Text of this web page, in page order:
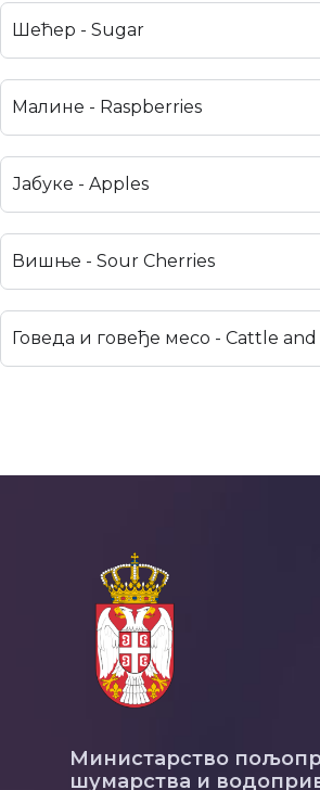
Шећер - Sugar
Малине - Raspberries
Јабуке - Apples
Вишње - Sour Cherries
Говеда и говеђе месо - Cattle
Министарство
шумарства и